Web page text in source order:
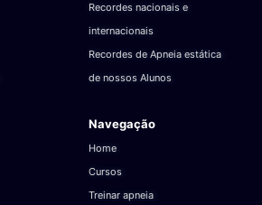
Recordes nacionais e
internacionais
Recordes de Apneia estática
de nossos Alunos
Navegação
Home
Cursos
Treinar apneia